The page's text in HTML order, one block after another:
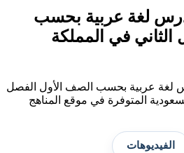
لغة عربية بحسب
في المملكة
عربية بحسب الصف الأول الفصل
المتوفرة في موقع المناهج
الفيديوهات